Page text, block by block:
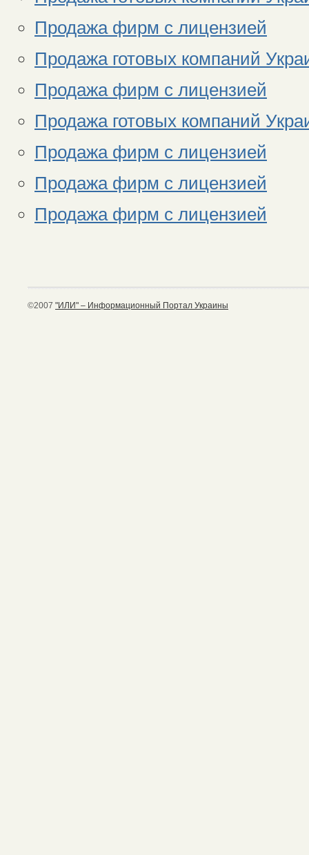
Продажа фирм с лицензией
Продажа готовых компаний
Продажа фирм с лицензией
Продажа готовых компаний
Продажа фирм с лицензией
Продажа фирм с лицензией
Продажа фирм с лицензией
©2007 "ИЛИ" – Информационный Портал Украины